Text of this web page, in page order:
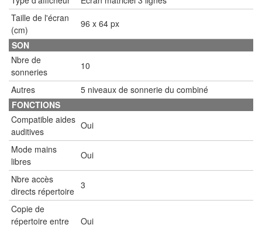
Taille de l'écran
(cm)
96 x 64 px
SON
Nbre de
sonneries
10
Autres
5 niveaux de sonnerie du combiné
FONCTIONS
Compatible aides
auditives
Oui
Mode mains
libres
Oui
Nbre accès
directs répertoire
3
Copie de
répertoire entre
Oui